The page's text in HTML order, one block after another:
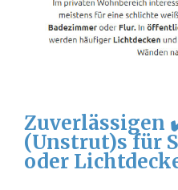
Zuverlässigen
(Unstrut)s für
oder